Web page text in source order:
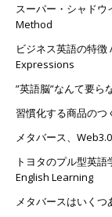
スーパー・シャド
Method
ビジネス英語の特
Expressions
”英語脳”なんて要ら
習慣化する商品の
メタバース、
トヨタのプル型英
English Learning
メタバースはいく